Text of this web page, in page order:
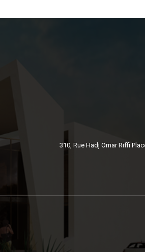
310, Rue Hadj Omar Riffi